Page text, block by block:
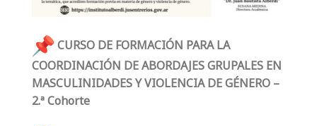
CURSO DE FORMACIÓN PARA LA
COORDINACIÓN DE ABORDAJES GRUPALES EN
MASCULINIDADES Y VIOLENCIA DE GÉNERO –
2.ª Cohorte